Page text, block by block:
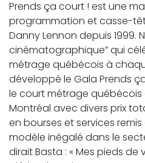
Prends ça court ! est une
programmation et casse-
Danny Lennon depuis 1999.
cinématographique” qui
métrage québécois à
développé le Gala Prends
le court métrage
Montréal avec divers prix
en bourses et services
modèle inégalé dans le
dirait Basta : « Mes pieds